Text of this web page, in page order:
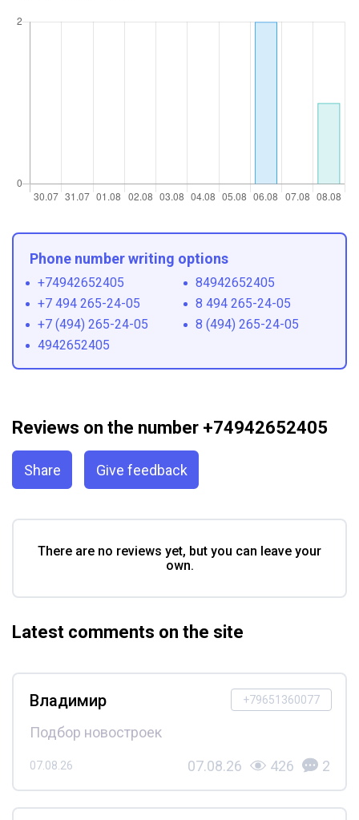
Phone number writing options
+74942652405
84942652405
+7 494 265-24-05
8 494 265-24-05
+7 (494) 265-24-05
8 (494) 265-24-05
4942652405
Reviews on the number +74942652405
Share Give feedback
There are no reviews yet, but you can leave your
own.
Latest comments on the site
+79651360077
Владимир
Подбор новостроек
07.08.26 07.08.26 426 2